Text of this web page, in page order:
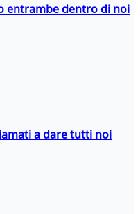
entrambe dentro di noi
a dare tutti noi